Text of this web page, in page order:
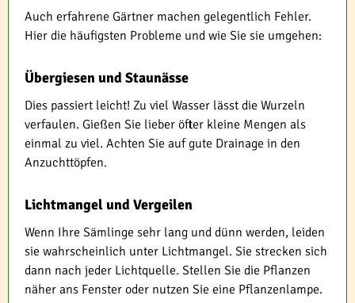
Auch erfahrene Gärtner machen gelegentlich Fehler.
Hier die häufigsten Probleme und wie Sie sie umgehen:
Übergiesen und Staunässe
Dies passiert leicht! Zu viel Wasser lässt die Wurzeln
verfaulen. Gießen Sie lieber öfter kleine Mengen als
einmal zu viel. Achten Sie auf gute Drainage in den
Anzuchttöpfen.
Lichtmangel und Vergeilen
Wenn Ihre Sämlinge sehr lang und dünn werden, leiden
sie wahrscheinlich unter Lichtmangel. Sie strecken sich
dann nach jeder Lichtquelle. Stellen Sie die Pflanzen
näher ans Fenster oder nutzen Sie eine Pflanzenlampe.